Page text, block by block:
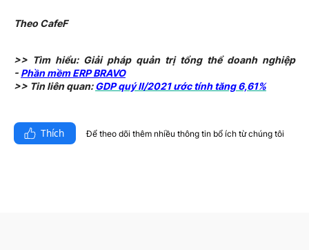
Theo CafeF
>> Tìm hiểu: Giải pháp quản trị tổng thể doanh nghiệp
- Phần mềm ERP BRAVO
>> Tin liên quan:GDP quý II/2021 ước tính tăng 6,61%
Thích Để theo dõi thêm nhiều thông tin bổ ích từ chúng tôi​